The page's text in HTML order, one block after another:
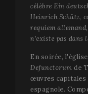
célèbre Ein
Heinrich Schütz,
requiem
n’existe pas
En soirée,
Defunctorum de
œuvres capitales
espagnole.